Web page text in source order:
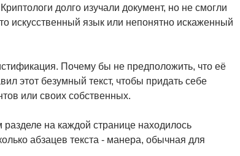
долго изучали документ, но не смогли
искусственный язык или непонятно искаженный
Почему бы не предположить, что её
этот безумный текст, чтобы придать себе
или своих собственных.
разделе на каждой странице находилось
абзацев текста - манера, обычная для